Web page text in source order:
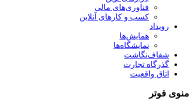
فناوری‌های مالی
کسب و کارهای آنلاین
رویداد
همایش‌ها
نمایشگاه‌ها
شفاف‌نگاشت
گذرگاه تجارت
اتاق واقعیت
منوی فوتر